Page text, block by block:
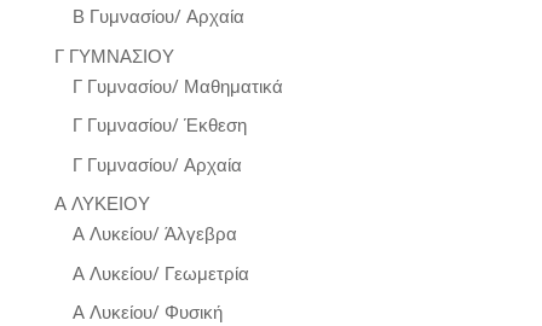
Β Γυμνασίου/ Αρχαία
Γ ΓΥΜΝΑΣΙΟΥ
Γ Γυμνασίου/ Μαθηματικά
Γ Γυμνασίου/ Έκθεση
Γ Γυμνασίου/ Αρχαία
Α ΛΥΚΕΙΟΥ
Α Λυκείου/ Άλγεβρα
Α Λυκείου/ Γεωμετρία
Α Λυκείου/ Φυσική